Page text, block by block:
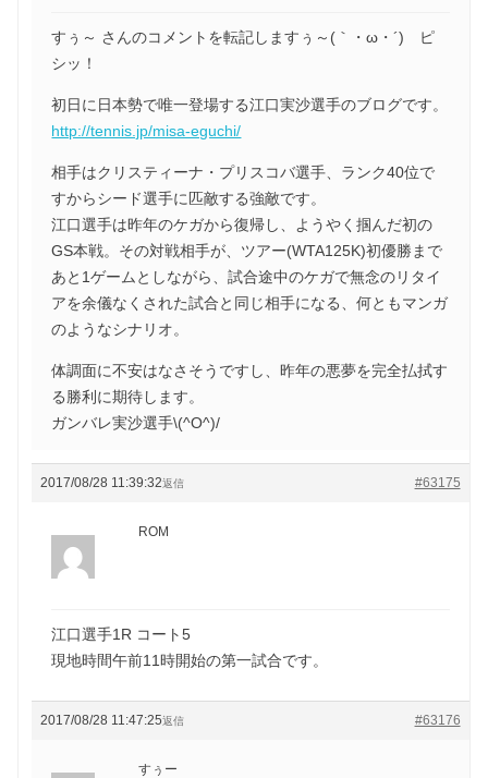
すぅ～ さんのコメントを転記しますぅ～(｀・ω・´)ゞピ
シッ！
初日に日本勢で唯一登場する江口実沙選手のブログです。
http://tennis.jp/misa-eguchi/
相手はクリスティーナ・プリスコバ選手、ランク40位で
すからシード選手に匹敵する強敵です。
江口選手は昨年のケガから復帰し、ようやく掴んだ初の
GS本戦。その対戦相手が、ツアー(WTA125K)初優勝まで
あと1ゲームとしながら、試合途中のケガで無念のリタイ
アを余儀なくされた試合と同じ相手になる、何ともマンガ
のようなシナリオ。
体調面に不安はなさそうですし、昨年の悪夢を完全払拭す
る勝利に期待します。
ガンバレ実沙選手\(^O^)/
2017/08/28 11:39:32 #63175
返信
ROM
江口選手1R コート5
現地時間午前11時開始の第一試合です。
2017/08/28 11:47:25 #63176
返信
すぅー